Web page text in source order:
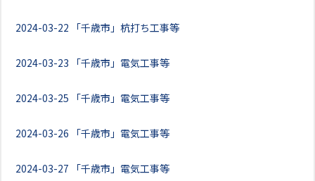
2024-03-22 「千歳市」杭打ち工事等
2024-03-23 「千歳市」電気工事等
2024-03-25 「千歳市」電気工事等
2024-03-26 「千歳市」電気工事等
2024-03-27 「千歳市」電気工事等